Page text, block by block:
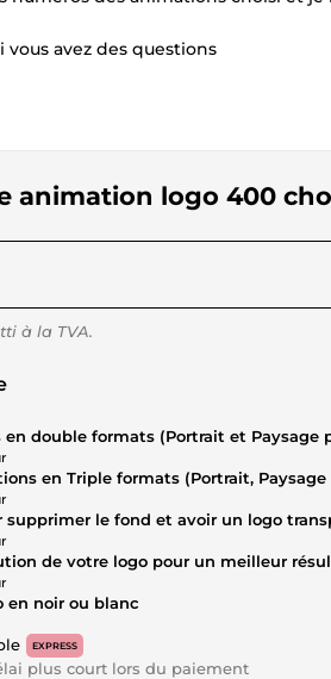
vous avez des questions
animation logo 400
$US
à la TVA.
double formats (Portrait et Paysage
en Triple formats (Portrait, Paysage
supprimer le fond et avoir un logo
de votre logo pour un meilleur
en noir ou blanc
EXPRESS
plus court lors du paiement